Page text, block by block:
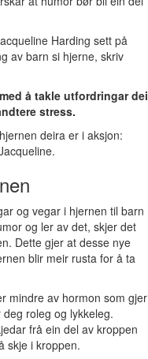
Harding sett på
av barn si hjerne, skriv
å takle utfordringar dei
stress.
deira er i aksjon:
og vegar i hjernen til barn
og ler av det, skjer det
Dette gjer at desse nye
blir meir rusta for å ta
mindre av hormon som gjer
roleg og lykkeleg.
frå ein del av kroppen
skje i kroppen.